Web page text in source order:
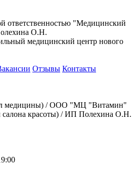
ответственностью "Медицинский
О.Н.
медицинский центр нового
Отзывы Контакты
медицины) / ООО "МЦ "Витамин"
салона красоты) / ИП Полехина О.Н.